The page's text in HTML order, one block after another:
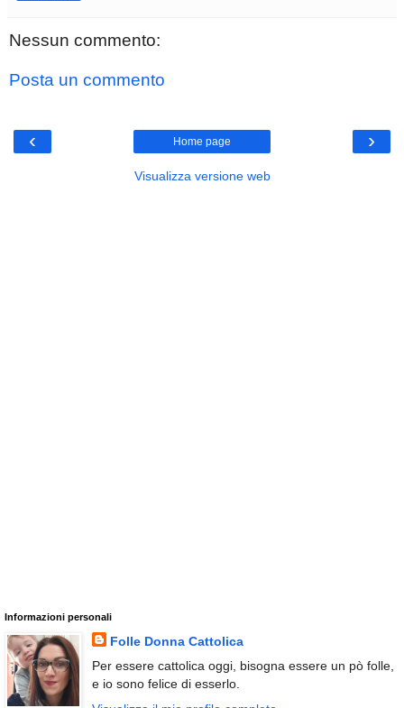
Nessun commento:
Posta un commento
‹ ›
Home page
Visualizza versione web
Informazioni personali
Folle Donna Cattolica
Per essere cattolica oggi, bisogna essere un pò folle,
e io sono felice di esserlo.